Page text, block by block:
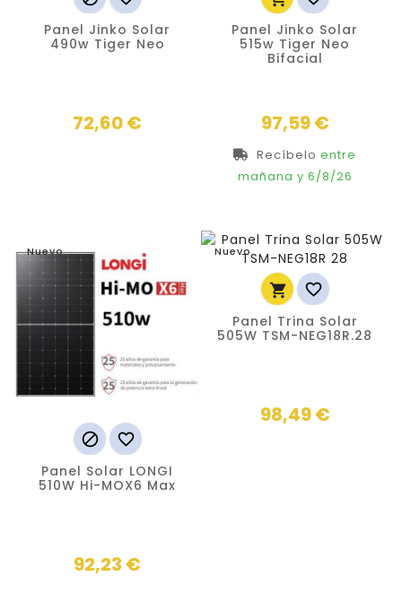
Panel Jinko Solar
490w Tiger Neo
72,60 €
Panel Jinko Solar
515w Tiger Neo
Bifacial
97,59 €
Recíbelo entre
mañana y 6/8/26
Nuevo
 
Panel Solar LONGI
510W Hi-MOX6 Max
92,23 €
Nuevo
 
Panel Trina Solar
505W TSM-NEG18R.28
98,49 €